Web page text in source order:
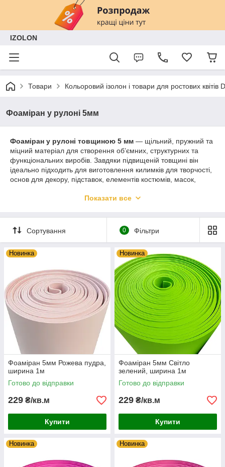
IZOLON
Товари Кольоровий ізолон і товари для ростових квітів
Фоаміран у рулоні 5мм
Фоаміран у рулоні товщиною 5 мм — щільний, пружний та
міцний матеріал для створення об’ємних, структурних та
функціональних виробів. Завдяки підвищеній товщині він
ідеально підходить для виготовлення килимків для творчості,
основ для декору, підставок, елементів костюмів, масок,
Легко обробляється, не вбирає вологу та довго зберігає
Підходить для великих та функціональних виробів
Чудово тримає об’єм
Показати все
Сортування 0 Фільтри
Новинка
Фоаміран 5мм Рожева пудра,
ширина 1м
Готово до відправки
229 ₴/кв.м
Купити
Новинка
Фоаміран 5мм Світло
зелений, ширина 1м
Готово до відправки
229 ₴/кв.м
Купити
Новинка Новинка